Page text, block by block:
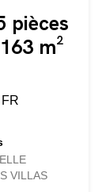
pièces
m²
VILLAS